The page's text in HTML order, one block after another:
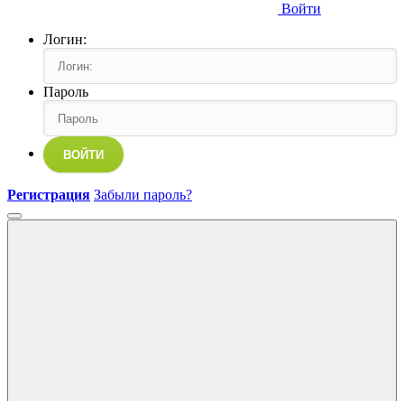
Войти
Логин:
Пароль
ВОЙТИ
Регистрация Забыли пароль?